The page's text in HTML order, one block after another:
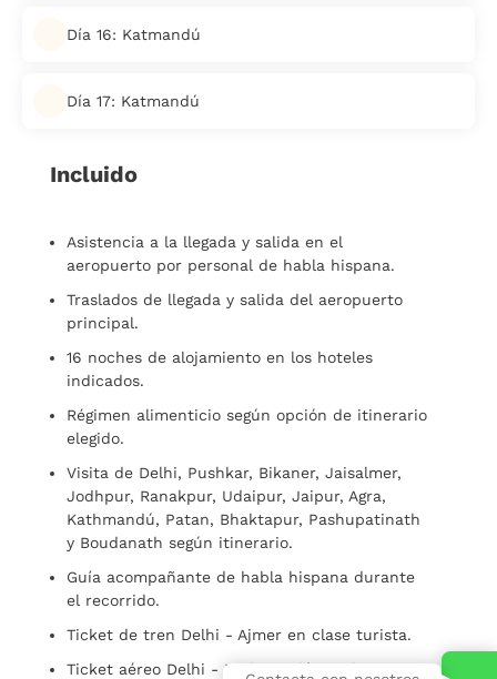
Día 16: Katmandú
Día 17: Katmandú
Incluido
Asistencia a la llegada y salida en el
aeropuerto por personal de habla hispana.
Traslados de llegada y salida del aeropuerto
principal.
16 noches de alojamiento en los hoteles
indicados.
Régimen alimenticio según opción de itinerario
elegido.
Visita de Delhi, Pushkar, Bikaner, Jaisalmer,
Jodhpur, Ranakpur, Udaipur, Jaipur, Agra,
Kathmandú, Patan, Bhaktapur, Pashupatinath
y Boudanath según itinerario.
Guía acompañante de habla hispana durante
el recorrido.
Ticket de tren Delhi - Ajmer en clase turista.
Ticket aéreo Delhi - Kathmandú en clase